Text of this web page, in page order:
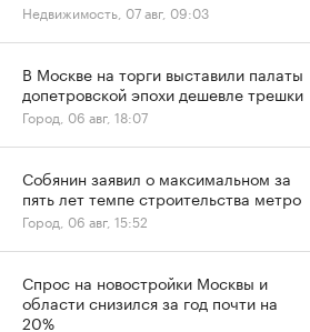
Недвижимость, 07 авг, 09:03
В Москве на торги выставили палаты
допетровской эпохи дешевле трешки
Город, 06 авг, 18:07
Собянин заявил о максимальном за
пять лет темпе строительства метро
Город, 06 авг, 15:52
Спрос на новостройки Москвы и
области снизился за год почти на
20%